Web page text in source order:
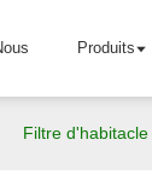
Produits
Filtre